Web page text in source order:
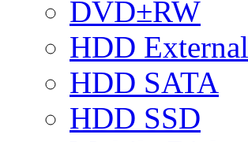
DVD±RW
HDD External
HDD SATA
HDD SSD